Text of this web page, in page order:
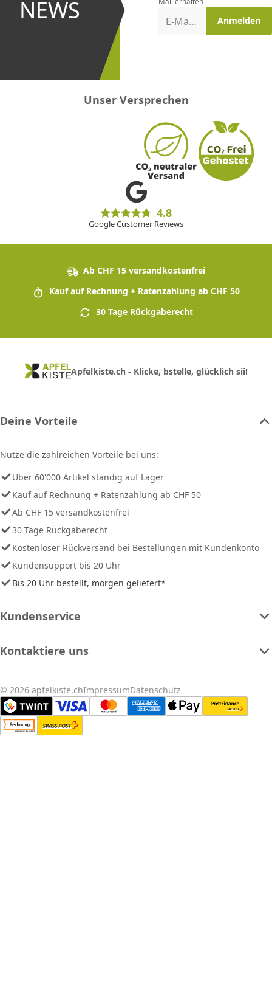
NEWS
Aktionen
E-Mail-Adresse Anmelden
Unser Versprechen
4.8
Google Customer Reviews
Ab CHF 15 versandkostenfrei
Kauf auf Rechnung + Ratenzahlung ab CHF 50
30 Tage Rückgaberecht
Apfelkiste.ch - Klicke, bstelle, glücklich sii!
Deine Vorteile
Nutze die zahlreichen Vorteile bei uns:
Über 60'000 Artikel ständig auf Lager
Kauf auf Rechnung + Ratenzahlung ab CHF 50
Ab CHF 15 versandkostenfrei
30 Tage Rückgaberecht
Kostenloser Rückversand bei Bestellungen mit Kundenkonto
Kundensupport bis 20 Uhr
Bis 20 Uhr bestellt, morgen geliefert*
Kundenservice
Kontaktiere uns
© 2026 apfelkiste.chImpressumDatenschutz